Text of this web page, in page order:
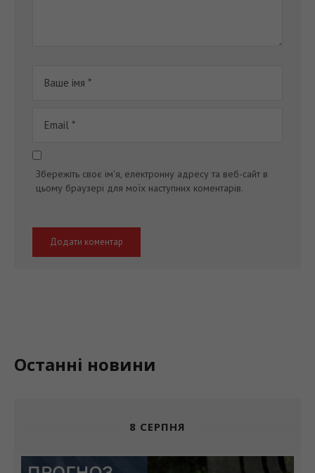
Збережіть своє ім'я, електронну адресу та веб-сайт в
цьому браузері для моїх наступних коментарів.
Останні новини
8 СЕРПНЯ